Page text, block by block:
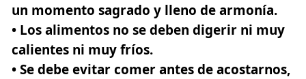
un momento sagrado y lleno de armonía.
• Los alimentos no se deben digerir ni muy
calientes ni muy fríos.
• Se debe evitar comer antes de acostarnos,